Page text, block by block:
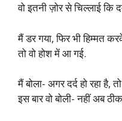
वो इतनी ज़ोर से चिल्लाई कि
मैं डर गया, फिर भी हिम्मत
तो वो होश में आ गई.
मैं बोला- अगर दर्द हो रहा
इस बार वो बोली- नहीं अब